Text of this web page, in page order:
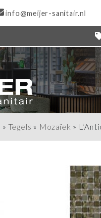
info@meijer-sanitair.nl
» Tegels » Mozaïek »